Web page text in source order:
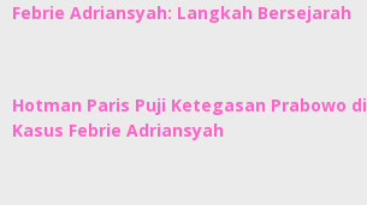
Febrie Adriansyah: Langkah Bersejarah
Hotman Paris Puji Ketegasan Prabowo di
Kasus Febrie Adriansyah